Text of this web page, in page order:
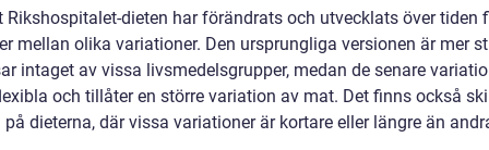
Rikshospitalet-dieten har förändrats och utvecklats över tiden
mellan olika variationer. Den ursprungliga versionen är mer
intaget av vissa livsmedelsgrupper, medan de senare
och tillåter en större variation av mat. Det finns också
på dieterna, där vissa variationer är kortare eller längre än